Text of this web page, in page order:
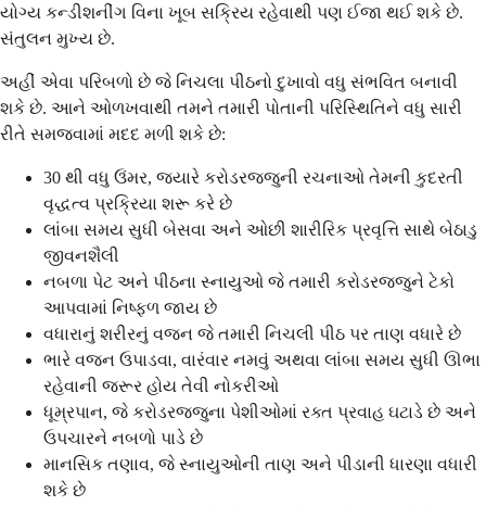
યોગ્ય કન્ડીશનીંગ વિના ખૂબ સક્રિય રહેવાથી પણ ઈજા થઈ શકે છે.
સંતુલન મુખ્ય છે.
અહીં એવા પરિબળો છે જે નિચલા પીઠનો દુખાવો વધુ સંભવિત બનાવી
શકે છે. આને ઓળખવાથી તમને તમારી પોતાની પરિસ્થિતિને વધુ સારી
રીતે સમજવામાં મદદ મળી શકે છે:
30 થી વધુ ઉંમર, જ્યારે કરોડરજ્જુની રચનાઓ તેમની કુદરતી
વૃદ્ધત્વ પ્રક્રિયા શરૂ કરે છે
લાંબા સમય સુધી બેસવા અને ઓછી શારીરિક પ્રવૃત્તિ સાથે બેઠાડુ
જીવનશૈલી
નબળા પેટ અને પીઠના સ્નાયુઓ જે તમારી કરોડરજ્જુને ટેકો
આપવામાં નિષ્ફળ જાય છે
વધારાનું શરીરનું વજન જે તમારી નિચલી પીઠ પર તાણ વધારે છે
ભારે વજન ઉપાડવા, વારંવાર નમવું અથવા લાંબા સમય સુધી ઊભા
રહેવાની જરૂર હોય તેવી નોકરીઓ
ધૂમ્રપાન, જે કરોડરજ્જુના પેશીઓમાં રક્ત પ્રવાહ ઘટાડે છે અને
ઉપચારને નબળો પાડે છે
માનસિક તણાવ, જે સ્નાયુઓની તાણ અને પીડાની ધારણા વધારી
શકે છે